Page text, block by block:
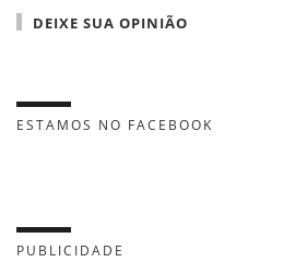
DEIXE SUA OPINIÃO
ESTAMOS NO FACEBOOK
PUBLICIDADE